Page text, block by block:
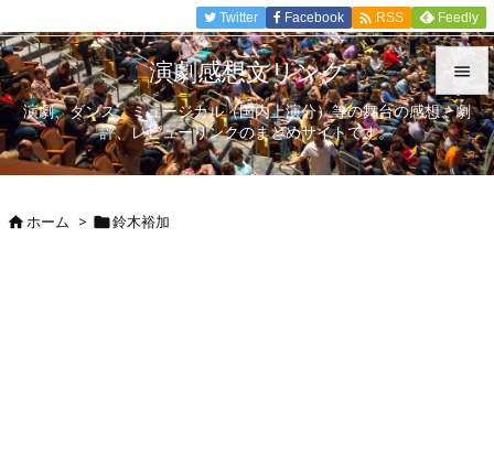


メニュ

Twitter Facebook  RSS Feedly
演劇感想文リンク
演劇、ダンス、ミュージカル（国内上演分）等の舞台の感想、劇
評、レビューリンクのまとめサイトです。
ホーム > 鈴木裕加